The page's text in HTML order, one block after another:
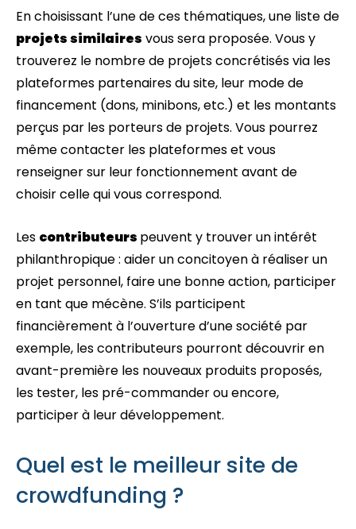
En choisissant l’une de ces thématiques, une liste de
projets similaires vous sera proposée. Vous y
trouverez le nombre de projets concrétisés via les
plateformes partenaires du site, leur mode de
financement (dons, minibons, etc.) et les montants
perçus par les porteurs de projets. Vous pourrez
même contacter les plateformes et vous
renseigner sur leur fonctionnement avant de
choisir celle qui vous correspond.
Les contributeurs peuvent y trouver un intérêt
philanthropique : aider un concitoyen à réaliser un
projet personnel, faire une bonne action, participer
en tant que mécène. S’ils participent
financièrement à l’ouverture d’une société par
exemple, les contributeurs pourront découvrir en
avant-première les nouveaux produits proposés,
les tester, les pré-commander ou encore,
participer à leur développement.
Quel est le meilleur site de
crowdfunding ?